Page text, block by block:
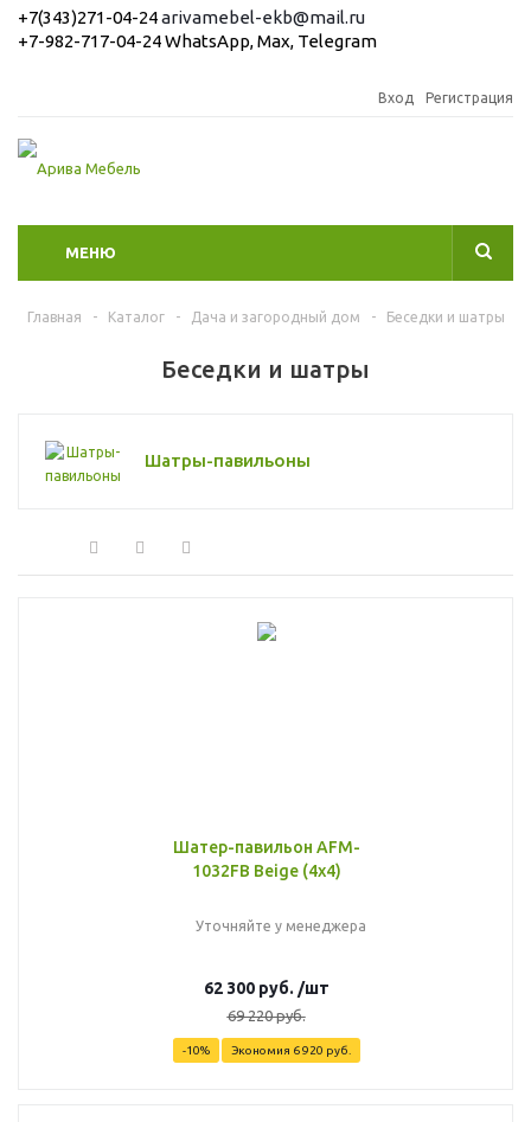
+7(343)271-04-24arivamebel-ekb@mail.ru
+7-982-717-04-24 WhatsApp, Max, Telegram
Вход Регистрация
МЕНЮ
Главная - Каталог - Дача и загородный дом - Беседки и шатры
Беседки и шатры
Шатры-павильоны
Шатер-павильон AFM-
1032FB Beige (4х4)
Уточняйте у менеджера
62 300руб. /шт
69 220руб.
-10% Экономия 6 920 руб.